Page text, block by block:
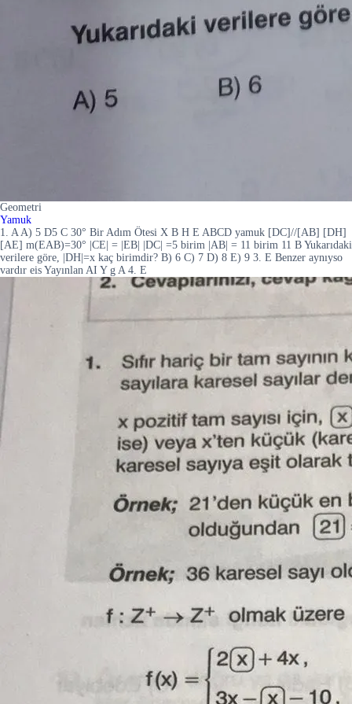
Geometri
Yamuk
1. A A) 5 D5 C 30° Bir Adım Ötesi X B H E ABCD yamuk [DC]//[AB] [DH]
[AE] m(EAB)=30° |CE| = |EB| |DC| =5 birim |AB| = 11 birim 11 B Yukarıdaki
verilere göre, |DH|=x kaç birimdir? B) 6 C) 7 D) 8 E) 9 3. E Benzer aynıyso
vardır eis Yayınlan AI Y g A 4. E